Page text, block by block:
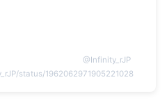
@Infinity_rJP
status/1962062971905221028